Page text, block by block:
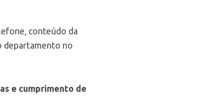
conteúdo da
departamento no
e cumprimento de